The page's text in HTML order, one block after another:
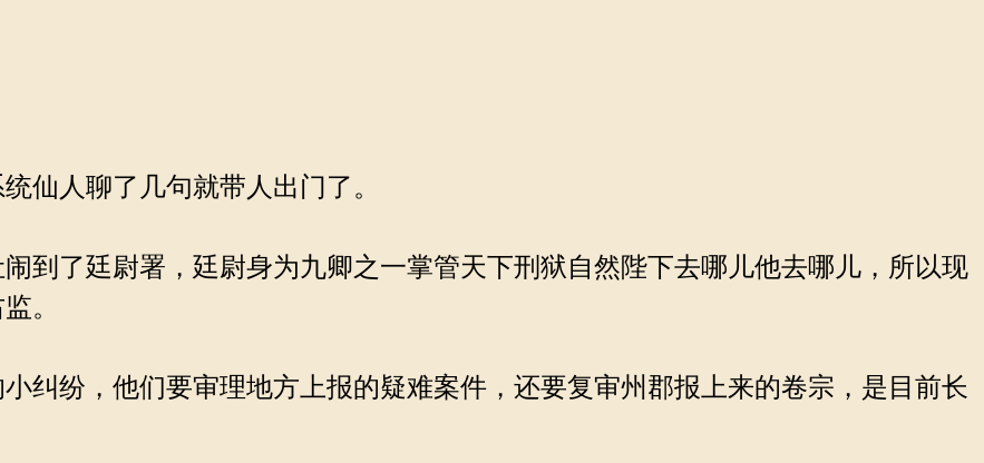
仙人聊了几句就带人出门了。
到了廷尉署，廷尉身为九卿之一掌管天下刑狱自然陛下去哪儿他去哪儿，所以现
。
纠纷，他们要审理地方上报的疑难案件，还要复审州郡报上来的卷宗，是目前长